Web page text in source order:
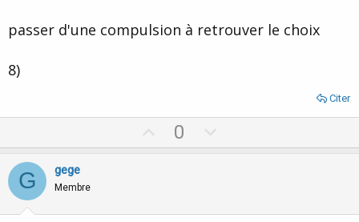
passer d'une compulsion à retrouver le choix
8)
Citer
p
t
0
o
v
G gege
Membre